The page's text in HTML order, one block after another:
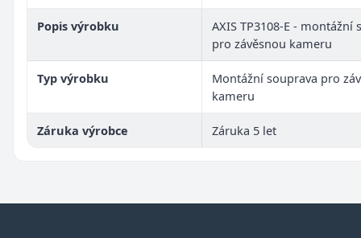
Popis výrobku
AXIS TP3108-E - montážní
pro závěsnou kameru
Typ výrobku
Montážní souprava pro
kameru
Záruka výrobce Záruka 5 let